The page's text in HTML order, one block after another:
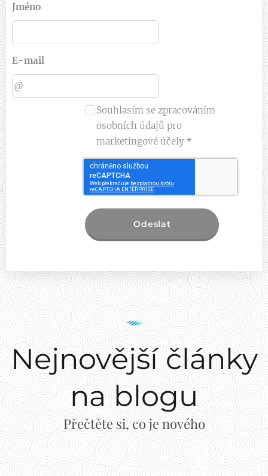
Jméno
E-mail
Souhlasím se zpracováním
osobních údajů pro
marketingové účely
Odeslat
Nejnovější články
na blogu
Přečtěte si, co je nového
30.04.2026